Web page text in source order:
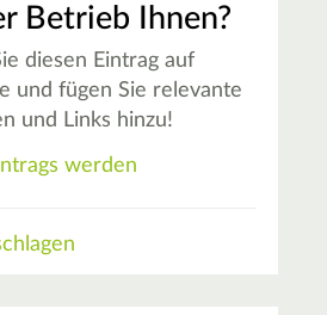
Betrieb Ihnen?
diesen Eintrag auf
und fügen Sie relevante
und Links hinzu!
werden